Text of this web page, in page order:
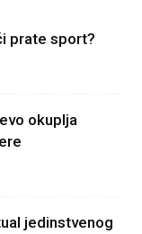
prate sport?
okuplja
jedinstvenog